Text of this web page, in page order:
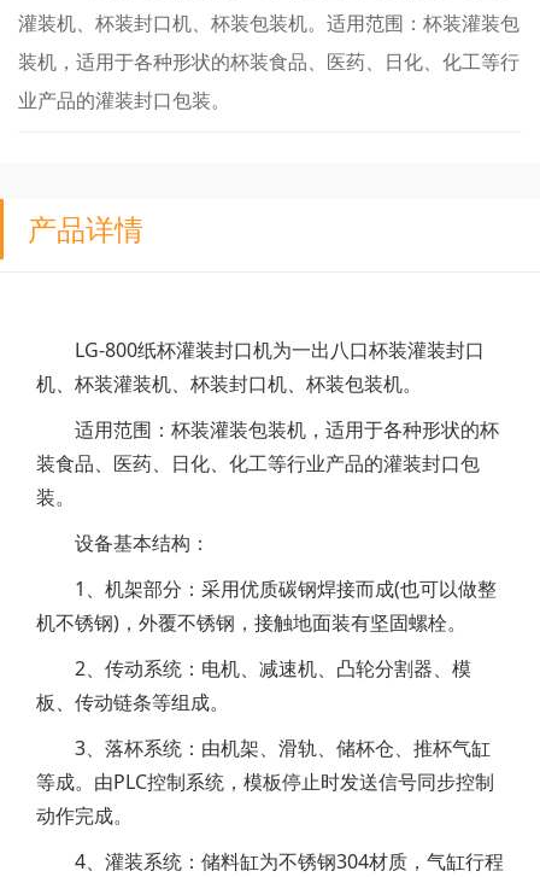
灌装机、杯装封口机、杯装包装机。适用范围：杯装灌装包
装机，适用于各种形状的杯装食品、医药、日化、化工等行
业产品的灌装封口包装。
产品详情
LG-800纸杯灌装封口机为一出八口杯装灌装封口
机、杯装灌装机、杯装封口机、杯装包装机。
适用范围：杯装灌装包装机，适用于各种形状的杯
装食品、医药、日化、化工等行业产品的灌装封口包
装。
设备基本结构：
1、机架部分：采用优质碳钢焊接而成(也可以做整
机不锈钢)，外覆不锈钢，接触地面装有坚固螺栓。
2、传动系统：电机、减速机、凸轮分割器、模
板、传动链条等组成。
3、落杯系统：由机架、滑轨、储杯仓、推杯气缸
等成。由PLC控制系统，模板停止时发送信号同步控制
动作完成。
4、灌装系统：储料缸为不锈钢304材质，气缸行程